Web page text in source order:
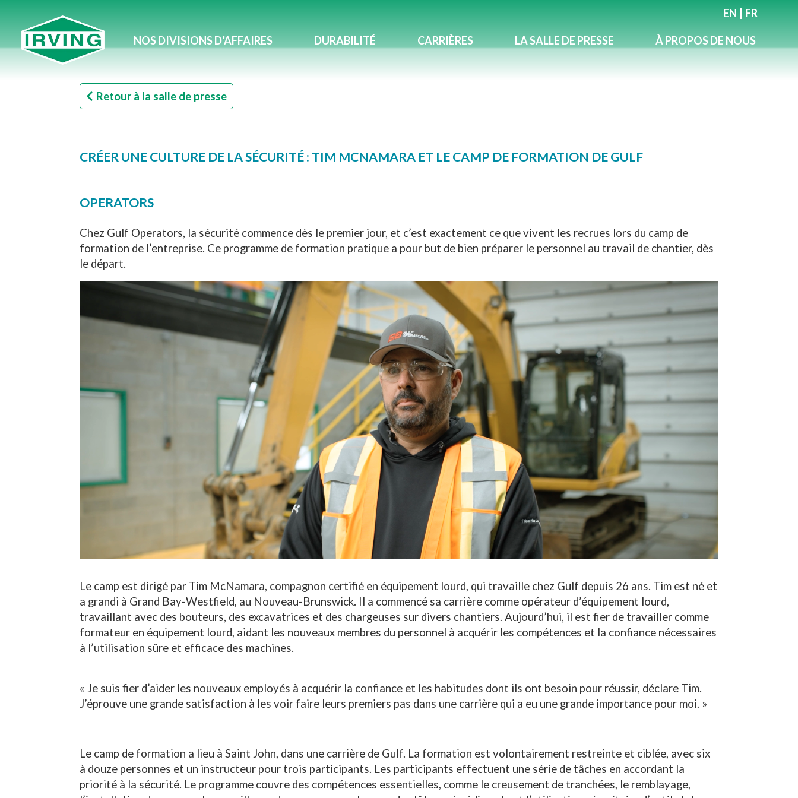
NOS DIVISIONS D’AFFAIRES DURABILITÉ CARRIÈRES LA SALLE DE PRESSE À PROPOS DE NOUS
EN FR
Retour à la salle de presse
CRÉER UNE CULTURE DE LA SÉCURITÉ : TIM MCNAMARA ET LE CAMP DE FORMATION DE GULF
OPERATORS
Chez Gulf Operators, la sécurité commence dès le premier jour, et c’est exactement ce que vivent les recrues lors du camp de
formation de l’entreprise. Ce programme de formation pratique a pour but de bien préparer le personnel au travail de chantier, dès
le départ.
Le camp est dirigé par Tim McNamara, compagnon certifié en équipement lourd, qui travaille chez Gulf depuis 26 ans. Tim est né et
a grandi à Grand Bay-Westfield, au Nouveau-Brunswick. Il a commencé sa carrière comme opérateur d’équipement lourd,
travaillant avec des bouteurs, des excavatrices et des chargeuses sur divers chantiers. Aujourd’hui, il est fier de travailler comme
formateur en équipement lourd, aidant les nouveaux membres du personnel à acquérir les compétences et la confiance nécessaires
à l’utilisation sûre et efficace des machines.
« Je suis fier d’aider les nouveaux employés à acquérir la confiance et les habitudes dont ils ont besoin pour réussir, déclare Tim.
J’éprouve une grande satisfaction à les voir faire leurs premiers pas dans une carrière qui a eu une grande importance pour moi. »
Le camp de formation a lieu à Saint John, dans une carrière de Gulf. La formation est volontairement restreinte et ciblée, avec six
à douze personnes et un instructeur pour trois participants. Les participants effectuent une série de tâches en accordant la
priorité à la sécurité. Le programme couvre des compétences essentielles, comme le creusement de tranchées, le remblayage,